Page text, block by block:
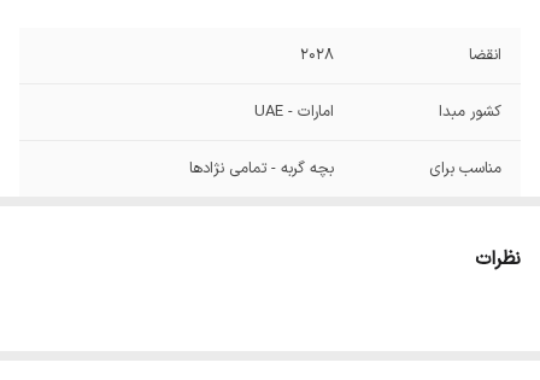
انقضا 2028
کشور مبدا امارات - UAE
مناسب برای بچه گربه - تمامی نژادها
نظرات